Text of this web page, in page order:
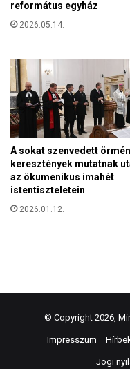
© Copyright 2026,
Impresszum
Jogi